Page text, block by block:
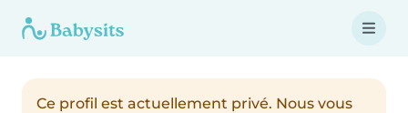
Ce profil est actuellement privé. Nous vous